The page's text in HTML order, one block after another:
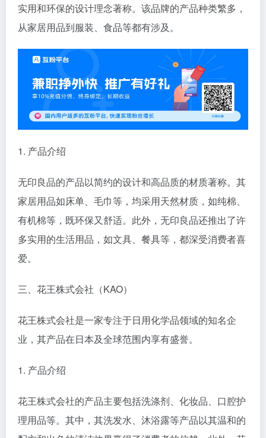
实用和环保的设计理念著称。该品牌的产品种类繁多，
从家居用品到服装、食品等都有涉及。
1. 产品介绍
无印良品的产品以简约的设计和高品质的材质著称。其
家居用品如床单、毛巾等，均采用天然材质，如纯棉、
有机棉等，既环保又舒适。此外，无印良品还推出了许
多实用的生活用品，如文具、餐具等，都深受消费者喜
爱。
三、花王株式会社（KAO）
花王株式会社是一家专注于日用化学品领域的知名企
业，其产品在日本及全球范围内享有盛誉。
1. 产品介绍
花王株式会社的产品主要包括洗涤剂、化妆品、口腔护
理用品等。其中，其洗发水、沐浴露等产品以其温和的